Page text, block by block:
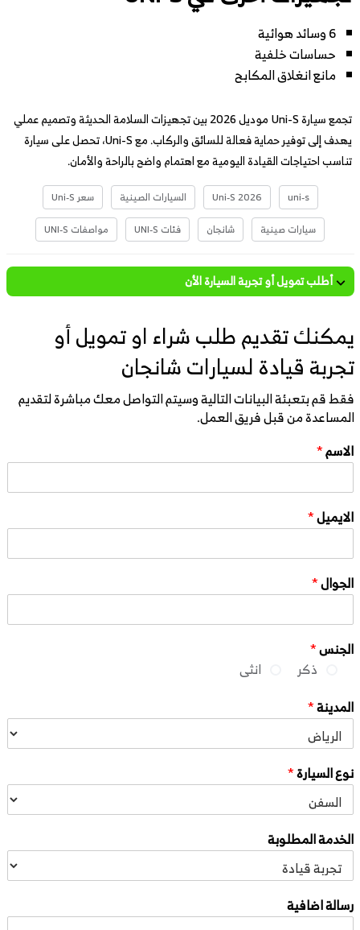
6 وسائد هوائية
حساسات خلفية
مانع انغلاق المكابح
تجمع سيارة Uni-S موديل 2026 بين تجهيزات السلامة الحديثة وتصميم عملي
يهدف إلى توفير حماية فعالة للسائق والركاب. مع Uni-S، تحصل على سيارة
تناسب احتياجات القيادة اليومية مع اهتمام واضح بالراحة والأمان.
uni-s
Uni-S 2026 السيارات الصينية
سعر Uni-S
سيارات صينية
شانجان فئات UNI-S مواصفات UNI-S
أطلب تمويل أو تجربة السيارة الأن
يمكنك تقديم طلب شراء او تمويل أو
تجربة قيادة لسيارات شانجان
فقط قم بتعبئة البيانات التالية وسيتم التواصل معك مباشرة لتقديم
المساعدة من قبل فريق العمل.
الاسم*
الايميل*
الجوال*
الجنس*
ذكر
انثى
المدينة*
نوع السيارة*
الخدمة المطلوبة
رسالة اضافية